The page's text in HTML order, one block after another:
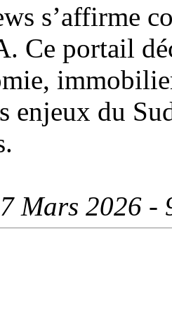
s’affirme
Ce portail
enjeux du
Mars 2026 -